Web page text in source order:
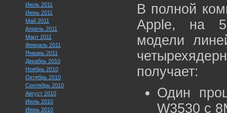
Июль 2011
Июнь 2011
Май 2011
Апрель 2011
Март 2011
Февраль 2011
Январь 2011
Декабрь 2010
Ноябрь 2010
Октябрь 2010
Сентябрь 2010
Август 2010
Июль 2010
Июнь 2010
В полной
Apple, на
модели
получает:
Один
W3530 с